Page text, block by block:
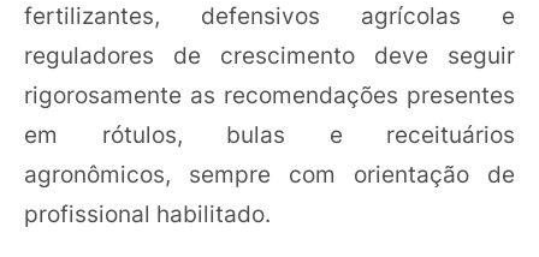
fertilizantes, defensivos agrícolas e
reguladores de crescimento deve seguir
rigorosamente as recomendações presentes
em rótulos, bulas e receituários
agronômicos, sempre com orientação de
profissional habilitado.